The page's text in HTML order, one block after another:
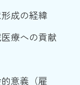
成の経緯
療への貢献
意義（雇